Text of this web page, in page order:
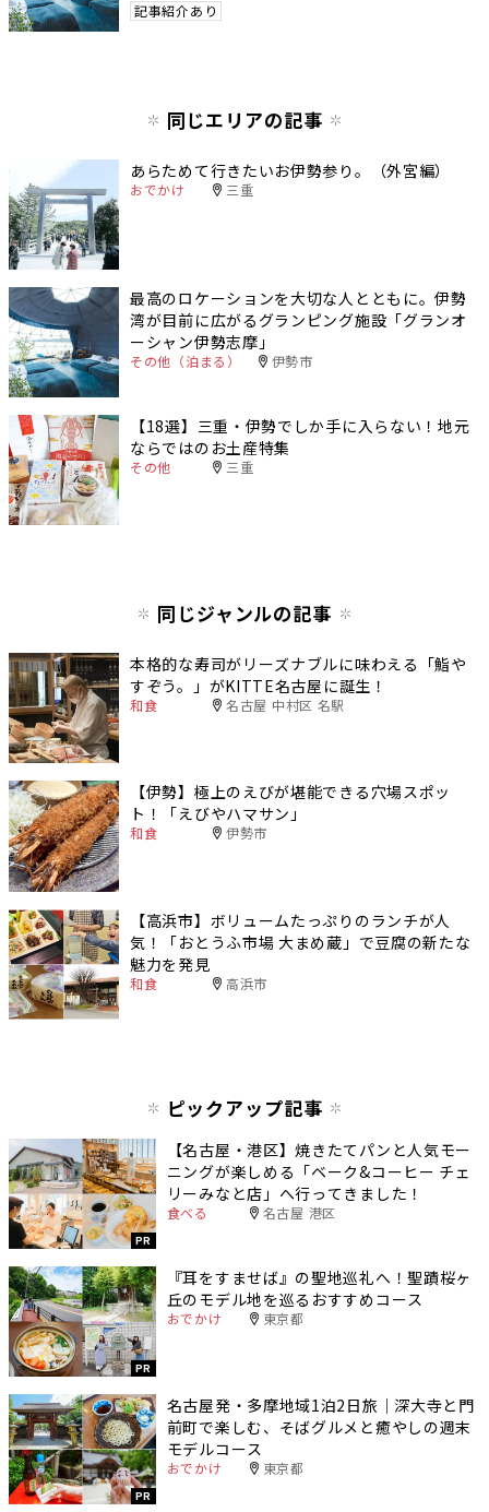
記事紹介あり
同じエリアの記事
あらためて行きたいお伊勢参り。（外宮編）
おでかけ 三重
最高のロケーションを大切な人とともに。伊勢
湾が目前に広がるグランピング施設「グランオ
ーシャン伊勢志摩」
その他（泊まる） 伊勢市
【18選】三重・伊勢でしか手に入らない！地元
ならではのお土産特集
その他 三重
同じジャンルの記事
本格的な寿司がリーズナブルに味わえる「鮨や
すぞう。」がKITTE名古屋に誕生！
和食 名古屋 中村区 名駅
【伊勢】極上のえびが堪能できる穴場スポッ
ト！「えびやハマサン」
和食 伊勢市
【高浜市】ボリュームたっぷりのランチが人
気！「おとうふ市場 大まめ蔵」で豆腐の新たな
魅力を発見
和食 高浜市
ピックアップ記事
PR
【名古屋・港区】焼きたてパンと人気モー
ニングが楽しめる「ベーク&コーヒー チェ
リーみなと店」へ行ってきました！
食べる 名古屋 港区
PR
『耳をすませば』の聖地巡礼へ！聖蹟桜ヶ
丘のモデル地を巡るおすすめコース
おでかけ 東京都
PR
名古屋発・多摩地域1泊2日旅｜深大寺と門
前町で楽しむ、そばグルメと癒やしの週末
モデルコース
おでかけ 東京都